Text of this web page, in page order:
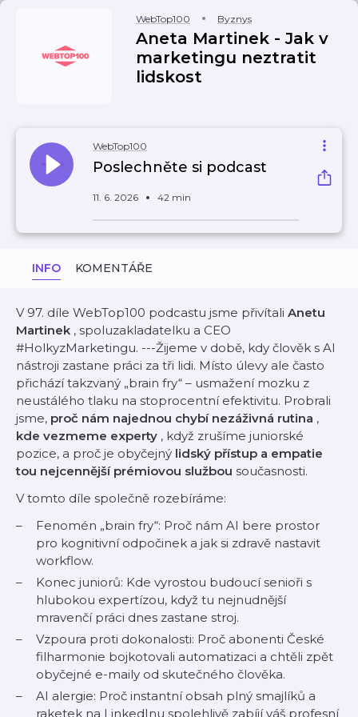
WebTop100 Byznys
Aneta Martinek - Jak v
marketingu neztratit
lidskost
WebTop100
Poslechněte si podcast
11. 6. 2026 42 min
INFO KOMENTÁŘE
V 97. díle WebTop100 podcastu jsme přivítali Anetu
Martinek , spoluzakladatelku a CEO
#HolkyzMarketingu. ---Žijeme v době, kdy člověk s AI
nástroji zastane práci za tři lidi. Místo úlevy ale často
přichází takzvaný „brain fry“ – usmažení mozku z
neustálého tlaku na stoprocentní efektivitu. Probrali
jsme, proč nám najednou chybí nezáživná rutina ,
kde vezmeme experty , když zrušíme juniorské
pozice, a proč je obyčejný lidský přístup a empatie
tou nejcennější prémiovou službou současnosti.
V tomto díle společně rozebíráme:
Fenomén „brain fry“: Proč nám AI bere prostor
pro kognitivní odpočinek a jak si zdravě nastavit
workflow.
Konec juniorů: Kde vyrostou budoucí senioři s
hlubokou expertízou, když tu nejnudnější
mravenčí práci dnes zastane stroj.
Vzpoura proti dokonalosti: Proč abonenti České
filharmonie bojkotovali automatizaci a chtěli zpět
obyčejné e-maily od skutečného člověka.
AI alergie: Proč instantní obsah plný smajlíků a
raketek na LinkedInu spolehlivě zabíjí váš profesní